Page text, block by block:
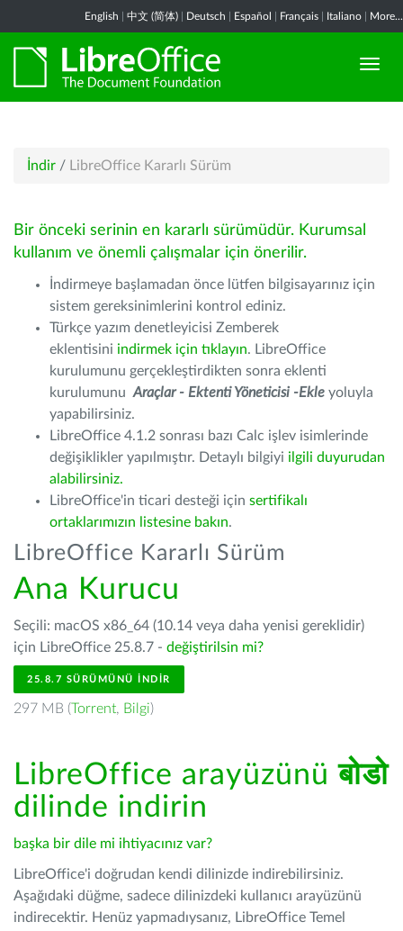
English 中文 (简体) Deutsch Español Français Italiano More...
İndir / LibreOffice Kararlı Sürüm
Bir önceki serinin en kararlı sürümüdür. Kurumsal
kullanım ve önemli çalışmalar için önerilir.
İndirmeye başlamadan önce lütfen bilgisayarınız için
sistem gereksinimlerini kontrol ediniz.
Türkçe yazım denetleyicisi Zemberek
eklentisini indirmek için tıklayın. LibreOffice
kurulumunu gerçekleştirdikten sonra eklenti
kurulumunu Araçlar - Ektenti Yöneticisi -Ekle yoluyla
yapabilirsiniz.
LibreOffice 4.1.2 sonrası bazı Calc işlev isimlerinde
değişiklikler yapılmıştır. Detaylı bilgiyi ilgili duyurudan
alabilirsiniz.
LibreOffice'in ticari desteği için sertifikalı
ortaklarımızın listesine bakın.
LibreOffice Kararlı Sürüm
Ana Kurucu
Seçili: macOS x86_64 (10.14 veya daha yenisi gereklidir)
için LibreOffice 25.8.7 - değiştirilsin mi?
25.8.7 SÜRÜMÜNÜ İNDIR
297 MB (Torrent, Bilgi)
LibreOffice arayüzünüबोडो
dilinde indirin
başka bir dile mi ihtiyacınız var?
LibreOffice'i doğrudan kendi dilinizde indirebilirsiniz.
Aşağıdaki düğme, sadece dilinizdeki kullanıcı arayüzünü
indirecektir. Henüz yapmadıysanız, LibreOffice Temel